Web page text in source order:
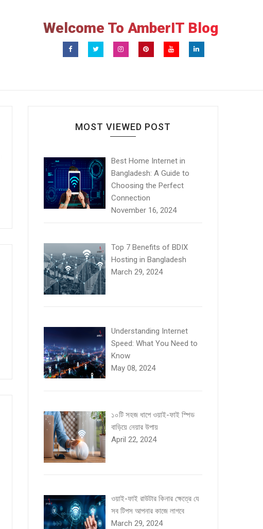
Welcome To AmberIT Blog
MOST VIEWED POST
Best Home Internet in
Bangladesh: A Guide to
Choosing the Perfect
Connection
November 16, 2024
Top 7 Benefits of BDIX
Hosting in Bangladesh
March 29, 2024
Understanding Internet
Speed: What You Need to
Know
May 08, 2024
১০টি সহজ ধাপে ওয়াই-ফাই স্পিড
বাড়িয়ে নেয়ার উপায়
April 22, 2024
ওয়াই-ফাই রাউটার কিনার ক্ষেত্রে যে
সব টিপস আপনার কাজে লাগবে
March 29, 2024